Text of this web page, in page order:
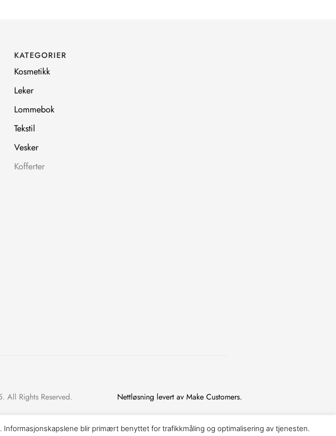
KATEGORIER
Kosmetikk
Leker
Lommebok
Tekstil
Vesker
Kofferter
Rights Reserved. Nettløsning levert av Make Customers.
blir primært benyttet for trafikkmåling og optimalisering av tjenesten.